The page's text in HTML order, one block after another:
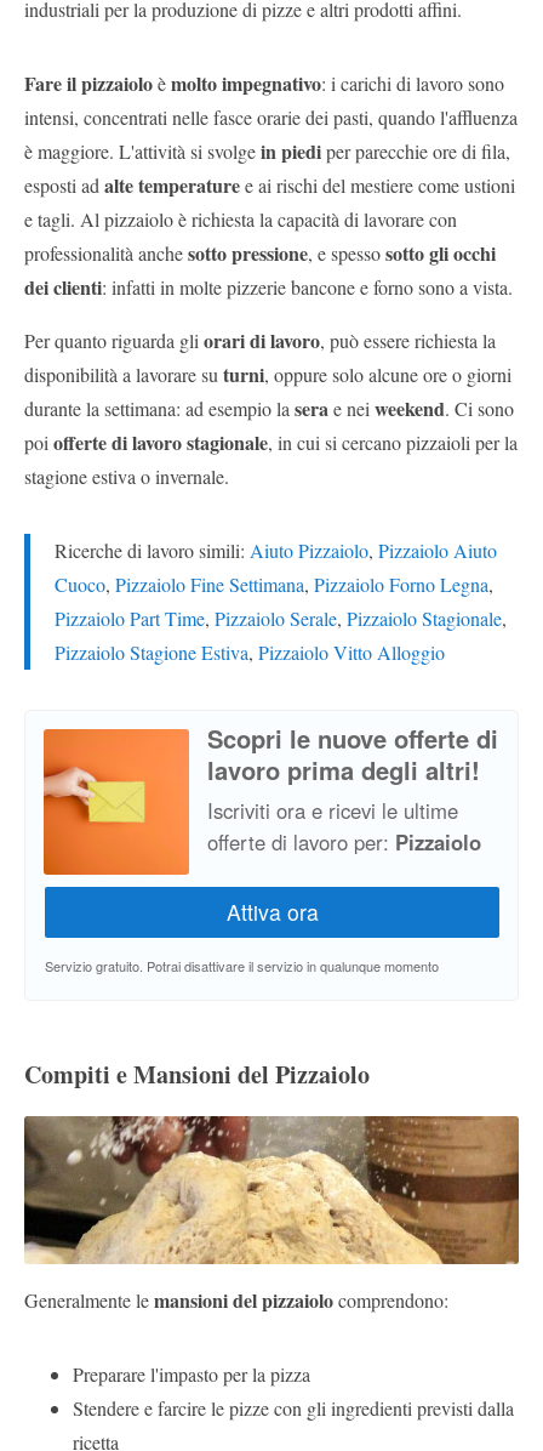
industriali per la produzione di pizze e altri prodotti affini.
Fare il pizzaioloèmolto impegnativo: i carichi di lavoro sono
intensi, concentrati nelle fasce orarie dei pasti, quando l'affluenza
è maggiore. L'attività si svolgein piediper parecchie ore di fila,
esposti ad alte temperaturee ai rischi del mestiere come ustioni
e tagli. Al pizzaiolo è richiesta la capacità di lavorare con
professionalità anchesotto pressione, e spessosotto gli occhi
dei clienti: infatti in molte pizzerie bancone e forno sono a vista.
Per quanto riguarda gli orari di lavoro, può essere richiesta la
disponibilità a lavorare su turni, oppure solo alcune ore o giorni
durante la settimana: ad esempio la serae nei weekend. Ci sono
poi offerte di lavoro stagionale, in cui si cercano pizzaioli per la
stagione estiva o invernale.
Ricerche di lavoro simili: Aiuto Pizzaiolo, Pizzaiolo Aiuto
Cuoco, Pizzaiolo Fine Settimana, Pizzaiolo Forno Legna,
Pizzaiolo Part Time, Pizzaiolo Serale, Pizzaiolo Stagionale,
Pizzaiolo Stagione Estiva, Pizzaiolo Vitto Alloggio
Scopri le nuove offerte di
lavoro prima degli altri!
Iscriviti ora e ricevi le ultime
offerte di lavoro per: Pizzaiolo
Servizio gratuito. Potrai disattivare il servizio in qualunque momento
Compiti e Mansioni del Pizzaiolo
Generalmente lemansioni del pizzaiolocomprendono:
Preparare l'impasto per la pizza
Stendere e farcire le pizzecon gli ingredienti previsti dalla
ricetta